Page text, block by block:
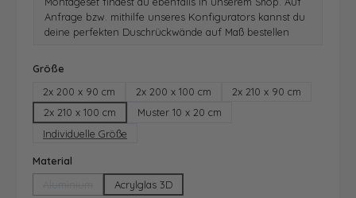
Anfrage bzw. mithilfe unseres Konfigurators kannst du
deine perfekten Duschrückwände auf Maß bestellen
Größe
2x 200 x 90 cm
2x 200 x 100 cm
2x 210 x 90 cm
2x 210 x 100 cm
Muster 10 x 20 cm
Individuelle Größe
Material
(Diese Option ist zurzeit nicht verfügbar.)
Acrylglas 3D